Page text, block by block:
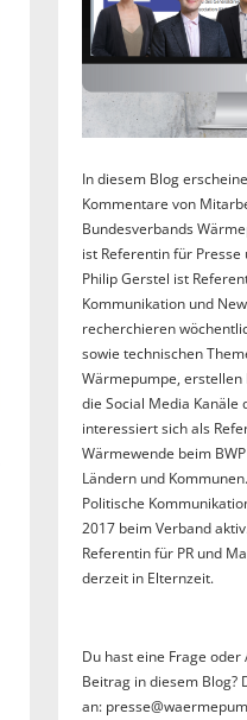
In diesem Blog
Kommentare von
Bundesverbands
ist Referentin für
Philip Gerstel ist
Kommunikation und
recherchieren
sowie technischen
Wärmepumpe,
die Social Media Kanäle
interessiert sich als
Wärmewende beim
Ländern und
Politische
2017 beim Verband
Referentin für PR und
derzeit in Elternzeit.
Du hast eine Frage
Beitrag in diesem Blog?
an: